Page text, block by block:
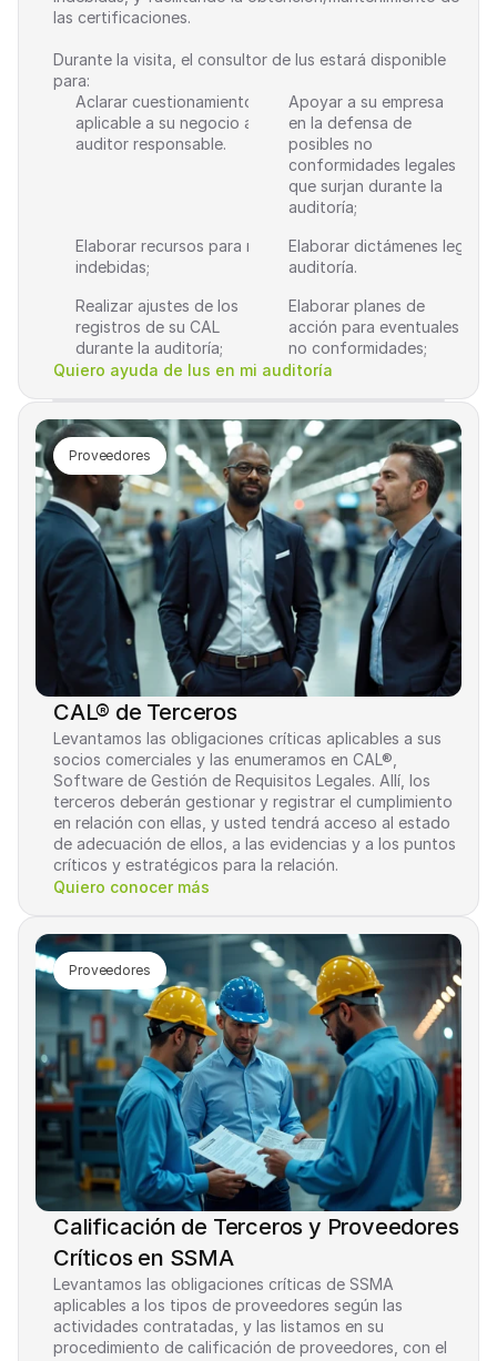
las certificaciones.
Durante la visita, el consultor de Ius estará disponible
para:
Aclarar cuestionamientos sobre la legislación
aplicable a su negocio al equipo interno o al
auditor responsable.
Apoyar a su empresa
en la defensa de
posibles no
conformidades legales
que surjan durante la
auditoría;
Elaborar recursos para no conformidades
indebidas;
Elaborar dictámenes
auditoría.
Realizar ajustes de los
registros de su CAL
durante la auditoría;
Elaborar planes de
acción para eventuales
no conformidades;
Quiero ayuda de Ius en mi auditoría
Proveedores
CAL® de Terceros
Levantamos las obligaciones críticas aplicables a sus
socios comerciales y las enumeramos en CAL®,
Software de Gestión de Requisitos Legales. Allí, los
terceros deberán gestionar y registrar el cumplimiento
en relación con ellas, y usted tendrá acceso al estado
de adecuación de ellos, a las evidencias y a los puntos
críticos y estratégicos para la relación.
Quiero conocer más
Proveedores
Calificación de Terceros y Proveedores
Críticos en SSMA
Levantamos las obligaciones críticas de SSMA
aplicables a los tipos de proveedores según las
actividades contratadas, y las listamos en su
procedimiento de calificación de proveedores, con el